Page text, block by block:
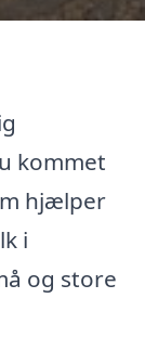
kommet
hjælper
i
og store